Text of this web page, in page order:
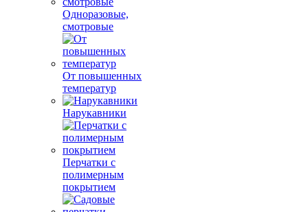
Одноразовые,
смотровые
От повышенных
температур
Нарукавники
Перчатки с
полимерным
покрытием